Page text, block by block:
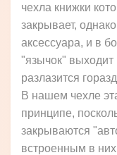
чехла книжки
закрывает,
аксессуара, и в
"язычок" выходит
разлазится
В нашем чехле
принципе,
закрываются
встроенным в